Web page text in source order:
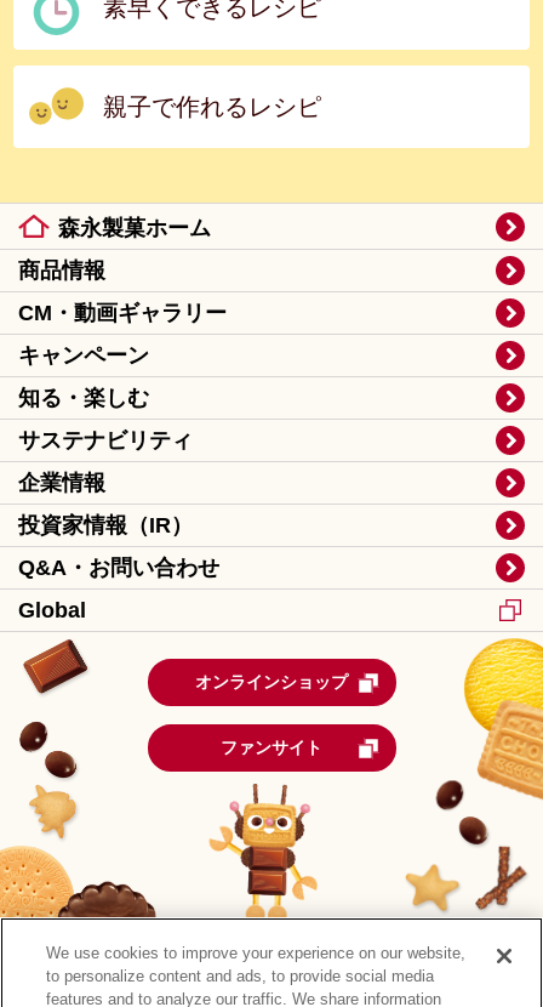
素早くできるレシピ
親子で作れるレシピ
森永製菓ホーム
商品情報
CM・動画ギャラリー
キャンペーン
知る・楽しむ
サステナビリティ
企業情報
投資家情報（IR）
Q&A・お問い合わせ
Global
オンラインショップ
ファンサイト
We use cookies to improve your experience on our website,
to personalize content and ads, to provide social media
features and to analyze our traffic. We share information